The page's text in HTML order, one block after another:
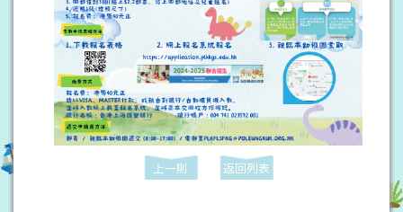
上一則 返回列表